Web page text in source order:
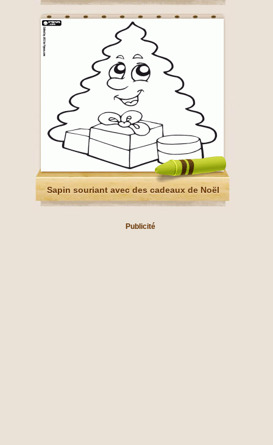
Sapin souriant avec des cadeaux de Noël
Publicité